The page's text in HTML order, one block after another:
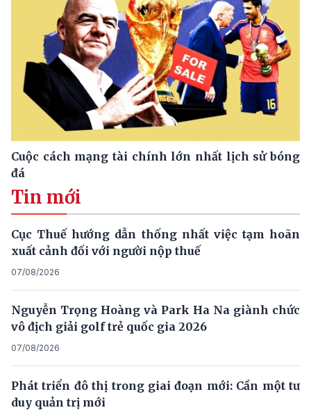
Cuộc cách mạng tài chính lớn nhất lịch sử bóng
đá
Tin mới
Cục Thuế hướng dẫn thống nhất việc tạm hoãn
xuất cảnh đối với người nộp thuế
07/08/2026
Nguyễn Trọng Hoàng và Park Ha Na giành chức
vô địch giải golf trẻ quốc gia 2026
07/08/2026
Phát triển đô thị trong giai đoạn mới: Cần một tư
duy quản trị mới